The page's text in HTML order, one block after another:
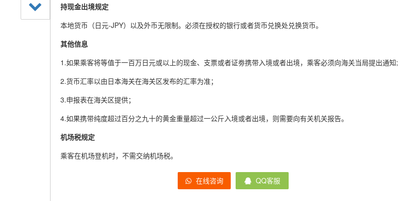
持现金出境规定
本地货币（日元-JPY）以及外币无限制。必须在授权的银行或者货币兑换处兑换货币。
其他信息
1.如果乘客将等值于一百万日元或以上的现金、支票或者证劵携带入境或者出境，乘客必须向海关当局提出通知;
2.货币汇率以由日本海关在海关区发布的汇率为准；
3.申报表在海关区提供；
4.如果携带纯度超过百分之九十的黄金重量超过一公斤入境或者出境，则需要向有关机关报告。
机场税规定
乘客在机场登机时，不需交纳机场税。
在线咨询 QQ客服